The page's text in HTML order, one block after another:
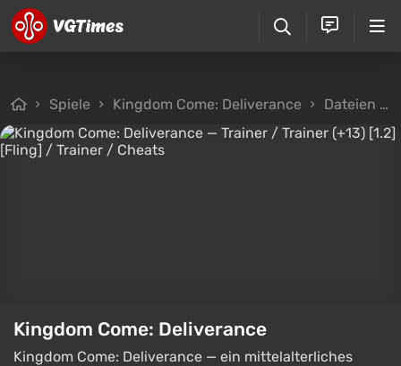
Spiele Kingdom Come: Deliverance Dateien
Kingdom Come: Deliverance
Kingdom Come: Deliverance — ein mittelalterliches